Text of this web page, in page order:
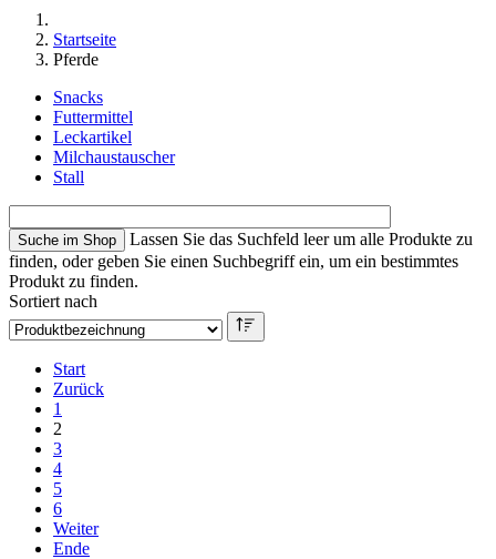
Startseite
Pferde
Snacks
Futtermittel
Leckartikel
Milchaustauscher
Stall
Lassen Sie das Suchfeld leer um alle Produkte zu
finden, oder geben Sie einen Suchbegriff ein, um ein bestimmtes
Produkt zu finden.
Sortiert nach
Start
Zurück
1
2
3
4
5
6
Weiter
Ende